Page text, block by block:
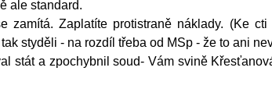
ale standard.
zamítá. Zaplatíte protistraně náklady. (Ke cti
styděli - na rozdíl třeba od MSp - že to ani
stát a zpochybnil soud- Vám svině